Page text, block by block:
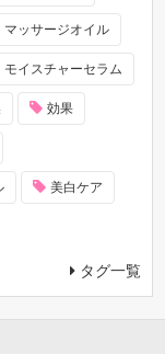
マッサージオイル
イスチャーセラム
効果
美白ケア
タグ一覧